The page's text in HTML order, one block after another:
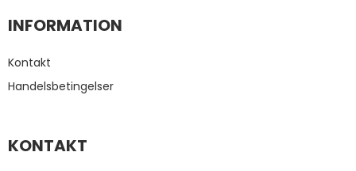
INFORMATION
Kontakt
Handelsbetingelser
KONTAKT